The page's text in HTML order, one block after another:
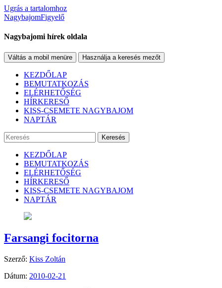
Ugrás a tartalomhoz
NagybajomFigyelő
Nagybajomi hírek oldala
Váltás a mobil menüre Használja a keresés mezőt
KEZDŐLAP
BEMUTATKOZÁS
ELÉRHETŐSÉG
HÍRKERESŐ
KISS-CSEMETE NAGYBAJOM
NAPTÁR
Keresés
KEZDŐLAP
BEMUTATKOZÁS
ELÉRHETŐSÉG
HÍRKERESŐ
KISS-CSEMETE NAGYBAJOM
NAPTÁR
Farsangi focitorna
Szerző: Kiss Zoltán
Dátum: 2010-02-21